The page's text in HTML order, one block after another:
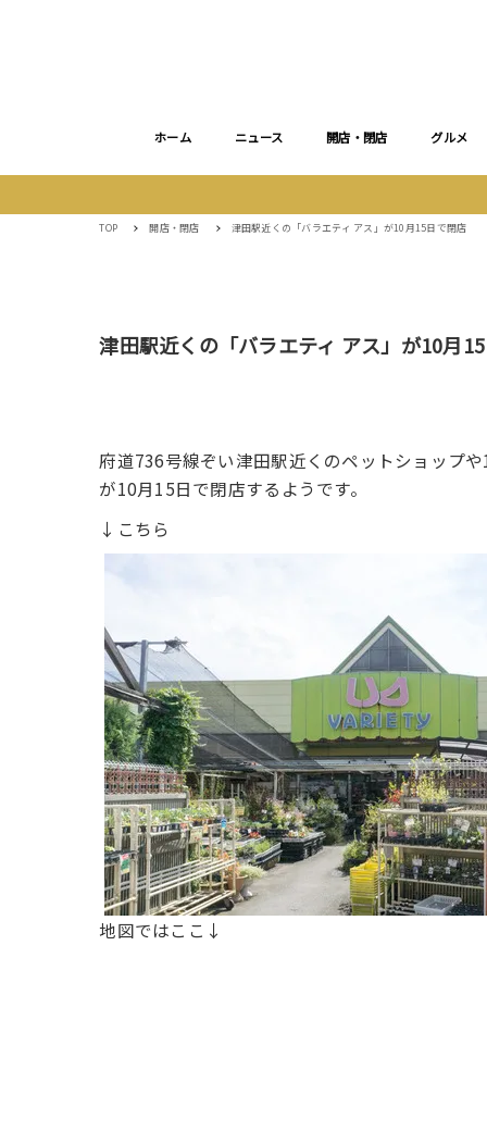
ホーム ニュース 開店・閉店 グルメ
TOP 開店・閉店 津田駅近くの「バラエティ アス」が10月15日で閉店
津田駅近くの「バラエティ アス」が10月
府道736号線ぞい津田駅近くのペットショップ
が10月15日で閉店するようです。
↓こちら
地図ではここ↓